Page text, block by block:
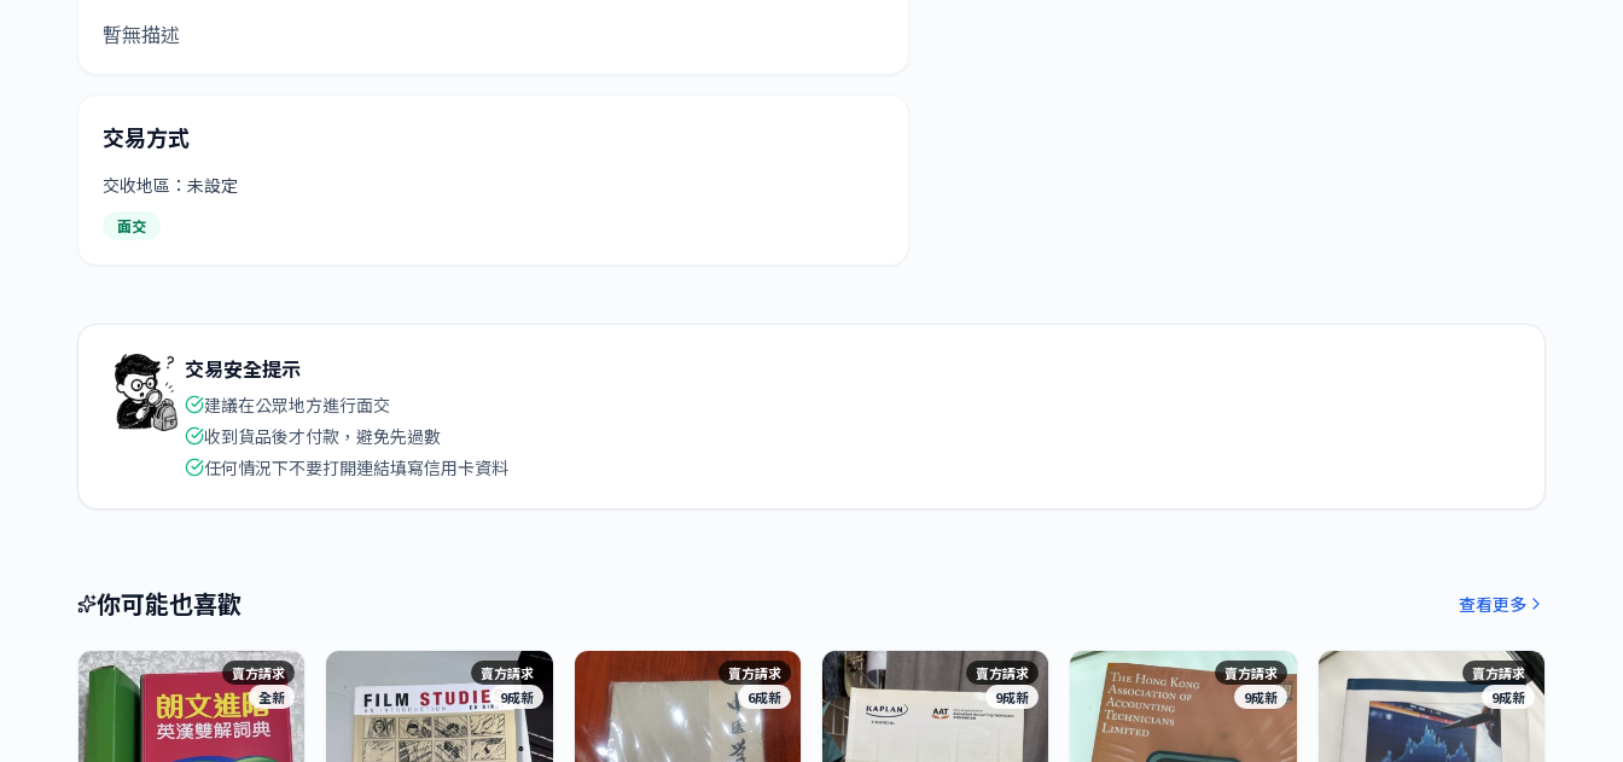
暫無描述
交易方式
交收地區：未設定
面交
交易安全提示
建議在公眾地方進行面交
收到貨品後才付款，避免先過數
任何情況下不要打開連結填寫信用卡資料
你可能也喜歡 查看更多
賣方請求
全新
賣方請求
9成新
賣方請求
6成新
賣方請求
9成新
賣方請求
9成新
賣方請求
9成新